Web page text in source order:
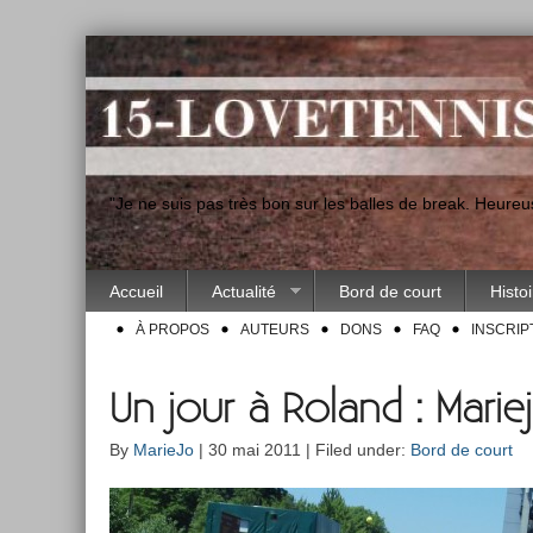
"Je ne suis pas très bon sur les balles de break.
Accueil Actualité Bord de court
À PROPOS AUTEURS DONS FAQ
Un jour à Roland :
By MarieJo | 30 mai 2011 | Filed under: Bord de court